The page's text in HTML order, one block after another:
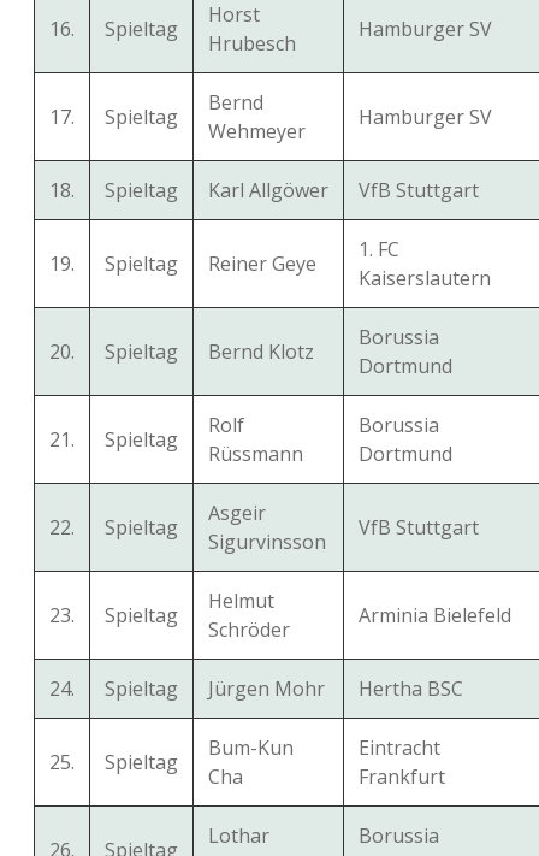
16. Spieltag
Horst
Hrubesch
Hamburger SV
17. Spieltag
Bernd
Wehmeyer
Hamburger SV
18. Spieltag Karl Allgöwer VfB Stuttgart
19. Spieltag Reiner Geye
1. FC
Kaiserslautern
20. Spieltag Bernd Klotz
Borussia
Dortmund
21. Spieltag
Rolf
Rüssmann
Borussia
Dortmund
22. Spieltag
Asgeir
Sigurvinsson
VfB Stuttgart
23. Spieltag
Helmut
Schröder
Arminia Bielefeld
24. Spieltag Jürgen Mohr Hertha BSC
25. Spieltag
Bum-Kun
Cha
Eintracht
Frankfurt
26. Spieltag
Lothar
Borussia